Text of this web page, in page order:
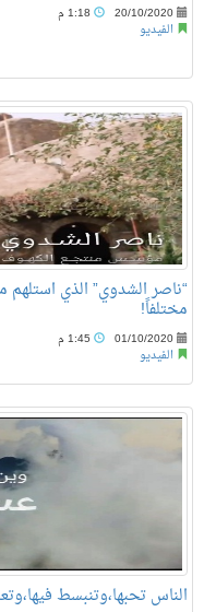
20/10/2020
الفيديو
“ناصر الشدوي” الذي
مختلفاً!
01/10/2020
الفيديو
الناس تحبها،وتنبسط